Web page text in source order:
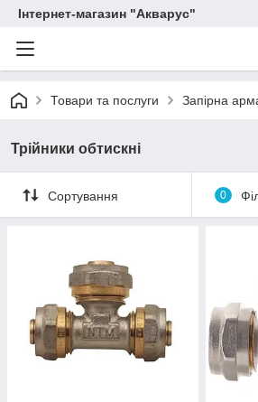
Інтернет-магазин "Акварус"
Товари та послуги Запірна
Трійники обтискні
Сортування 0